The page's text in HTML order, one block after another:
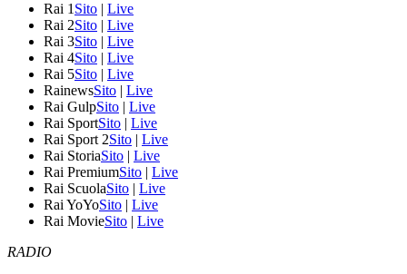
Rai 1 Sito | Live
Rai 2Sito | Live
Rai 3Sito | Live
Rai 4Sito | Live
Rai 5Sito | Live
RainewsSito | Live
Rai GulpSito | Live
Rai SportSito | Live
Rai Sport 2Sito | Live
Rai StoriaSito | Live
Rai PremiumSito | Live
Rai ScuolaSito | Live
Rai YoYoSito | Live
Rai MovieSito | Live
RADIO